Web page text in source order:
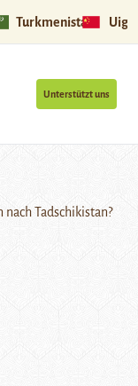
Turkmenistan
Unterstützt uns
Tadschikistan?